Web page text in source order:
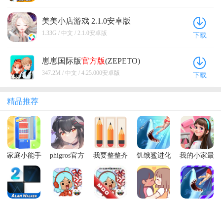
美美小店游戏 2.1.0安卓版
1.33G / 中文 / 2.1.0安卓版 下载
崽崽国际版官方版(ZEPETO)
4.25.000安卓版
347.2M / 中文 / 4.25.000安卓版 下载
精品推荐
家庭小能手
phigros官方
我要整整齐
齐最新版
饥饿鲨进化
国际服内置
菜单最新版
本2026
我的小家最
新破解版